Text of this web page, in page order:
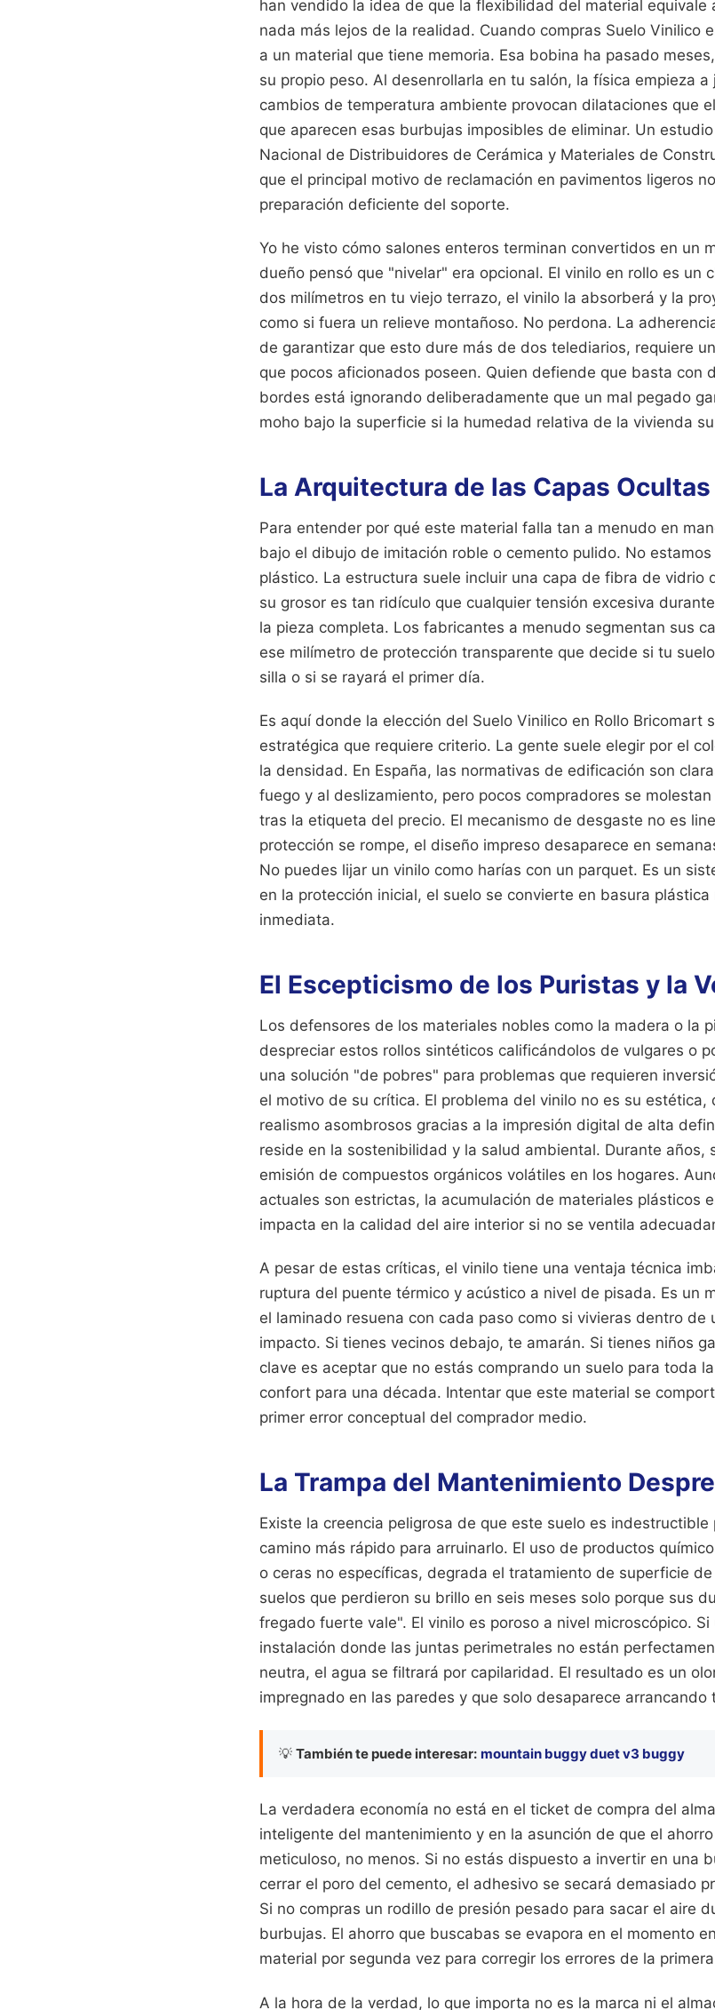
han vendido la idea de que la flexibilidad del material equivale
nada más lejos de la realidad. Cuando compras Suelo Vinilico
a un material que tiene memoria. Esa bobina ha pasado
su propio peso. Al desenrollarla en tu salón, la física empieza
cambios de temperatura ambiente provocan dilataciones que
que aparecen esas burbujas imposibles de eliminar. Un
Nacional de Distribuidores de Cerámica y Materiales de
que el principal motivo de reclamación en pavimentos ligeros
preparación deficiente del soporte.
Yo he visto cómo salones enteros terminan convertidos en un
dueño pensó que "nivelar" era opcional. El vinilo en rollo es un
dos milímetros en tu viejo terrazo, el vinilo la absorberá y la
como si fuera un relieve montañoso. No perdona. La
de garantizar que esto dure más de dos telediarios, requiere
que pocos aficionados poseen. Quien defiende que basta con
bordes está ignorando deliberadamente que un mal pegado
moho bajo la superficie si la humedad relativa de la vivienda
La Arquitectura de las Capas Ocultas
Para entender por qué este material falla tan a menudo en
bajo el dibujo de imitación roble o cemento pulido. No
plástico. La estructura suele incluir una capa de fibra de vidrio
su grosor es tan ridículo que cualquier tensión excesiva
la pieza completa. Los fabricantes a menudo segmentan sus
ese milímetro de protección transparente que decide si tu
silla o si se rayará el primer día.
Es aquí donde la elección del Suelo Vinilico en Rollo Bricomart
estratégica que requiere criterio. La gente suele elegir por el
la densidad. En España, las normativas de edificación son
fuego y al deslizamiento, pero pocos compradores se
tras la etiqueta del precio. El mecanismo de desgaste no es
protección se rompe, el diseño impreso desaparece en
No puedes lijar un vinilo como harías con un parquet. Es un
en la protección inicial, el suelo se convierte en basura
inmediata.
El Escepticismo de los Puristas y la
Los defensores de los materiales nobles como la madera o la
despreciar estos rollos sintéticos calificándolos de vulgares o
una solución "de pobres" para problemas que requieren
el motivo de su crítica. El problema del vinilo no es su estética,
realismo asombrosos gracias a la impresión digital de alta
reside en la sostenibilidad y la salud ambiental. Durante años,
emisión de compuestos orgánicos volátiles en los hogares.
actuales son estrictas, la acumulación de materiales plásticos
impacta en la calidad del aire interior si no se ventila
A pesar de estas críticas, el vinilo tiene una ventaja técnica
ruptura del puente térmico y acústico a nivel de pisada. Es un
el laminado resuena con cada paso como si vivieras dentro de
impacto. Si tienes vecinos debajo, te amarán. Si tienes niños
clave es aceptar que no estás comprando un suelo para toda
confort para una década. Intentar que este material se
primer error conceptual del comprador medio.
La Trampa del Mantenimiento
Existe la creencia peligrosa de que este suelo es indestructible
camino más rápido para arruinarlo. El uso de productos
o ceras no específicas, degrada el tratamiento de superficie
suelos que perdieron su brillo en seis meses solo porque sus
fregado fuerte vale". El vinilo es poroso a nivel microscópico.
instalación donde las juntas perimetrales no están
neutra, el agua se filtrará por capilaridad. El resultado es un
impregnado en las paredes y que solo desaparece arrancando
💡 También te puede interesar: mountain buggy duet v3 buggy
La verdadera economía no está en el ticket de compra del
inteligente del mantenimiento y en la asunción de que el
meticuloso, no menos. Si no estás dispuesto a invertir en una
cerrar el poro del cemento, el adhesivo se secará demasiado
Si no compras un rodillo de presión pesado para sacar el aire
burbujas. El ahorro que buscabas se evapora en el momento
material por segunda vez para corregir los errores de la
A la hora de la verdad, lo que importa no es la marca ni el